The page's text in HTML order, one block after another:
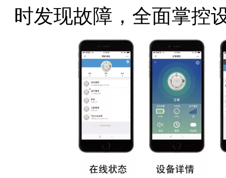
时发现故障，全面掌控